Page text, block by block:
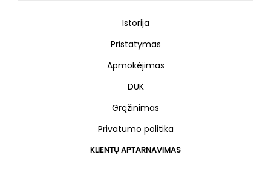
Istorija
Pristatymas
Apmokėjimas
DUK
Grąžinimas
Privatumo politika
KLIENTŲ APTARNAVIMAS